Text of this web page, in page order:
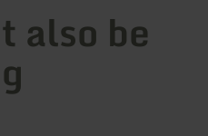
also be